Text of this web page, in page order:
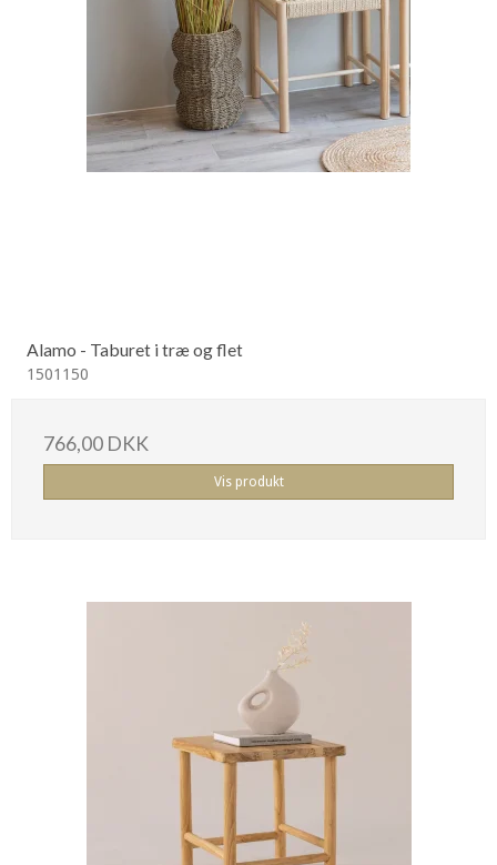
Alamo - Taburet i træ og flet
1501150
766,00 DKK
Vis produkt